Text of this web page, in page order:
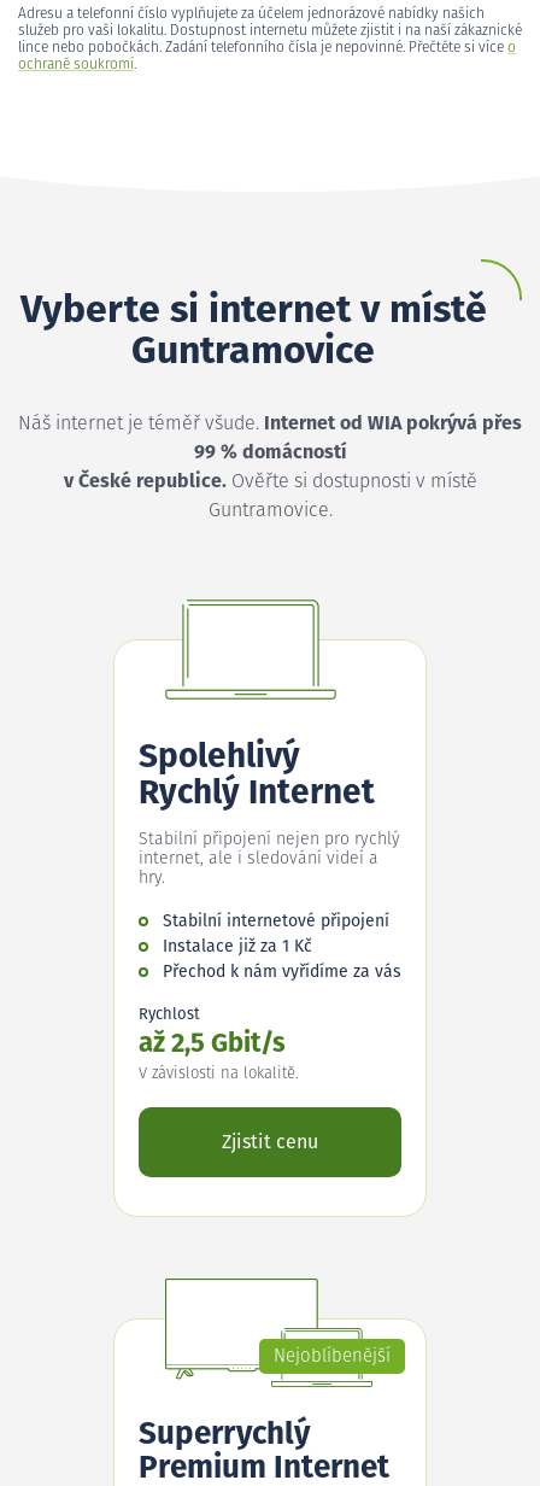
Adresu a telefonní číslo vyplňujete za účelem jednorázové nabídky našich
služeb pro vaši lokalitu. Dostupnost internetu můžete zjistit i na naší zákaznické
lince nebo pobočkách. Zadání telefonního čísla je nepovinné. Přečtěte si více o
ochraně soukromí.
Vyberte si internet v místě
Guntramovice
Náš internet je téměř všude. Internet od WIA pokrývá přes
99 % domácností
v České republice.Ověřte si dostupnosti v místě
Guntramovice.
Spolehlivý
Rychlý Internet
Stabilní připojení nejen pro rychlý
internet, ale i sledování videí a
hry.
Stabilní internetové připojení
Instalace již za 1 Kč
Přechod k nám vyřídíme za vás
Rychlost
až 2,5 Gbit/s
V závislosti na lokalitě.
Zjistit cenu
Nejoblíbenější
Superrychlý
Premium Internet